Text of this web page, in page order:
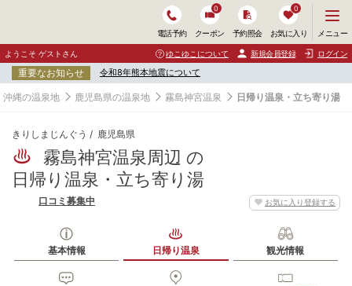
電話予約 クーポン
0
予約照会 お気に入り
0
ニ
ュ
ー
開
く
メニュー
ようこそ ゲストさん ゆこゆこについて 新規会員登録 ログイン
重要なお知らせ 令和8年熊本地震について
沖縄の温泉地 鹿児島県の温泉地 霧島神宮温泉 日帰り温泉・立ち寄り湯
きりしまじんぐう 鹿児島県
霧島神宮温泉周辺 の
日帰り温泉・立ち寄り湯
お気に入り登録する
口コミ募集中
基本情報 日帰り温泉 観光情報